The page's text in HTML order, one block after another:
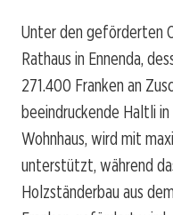
Unter den geförderten
Rathaus in Ennenda,
271.400 Franken an
beeindruckende Haltli
Wohnhaus, wird mit
unterstützt, während
Holzständerbau aus